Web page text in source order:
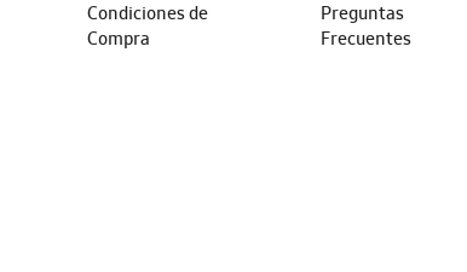
Condiciones de
Compra
Preguntas
Frecuentes